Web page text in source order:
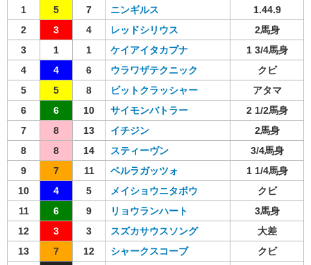
1 5 7 ニンギルス
1.44.9
2
3 4 レッドシリウス
2馬身
3
1 1 ケイアイタカプナ
1 3/4馬身
4
4 6 ウラワザテクニック
クビ
5
5 8 ビットクラッシャー
アタマ
6
6 10 サイモンバトラー
2 1/2馬身
7
8 13 イチジン
2馬身
8
8 14 スティーヴン
3/4馬身
9
7 11 ベルラガッツォ
1 1/4馬身
10
4 5 メイショウニタボウ
クビ
11
6 9 リョウランハート
3馬身
12
3 3 スズカサウスソング
大差
13
7 12 シャークスコーブ
クビ